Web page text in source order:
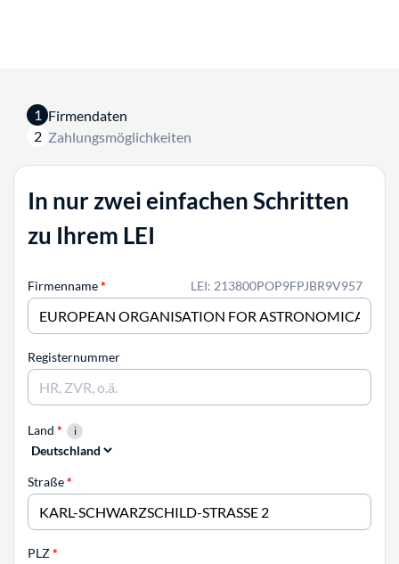
1 Firmendaten
2 Zahlungsmöglichkeiten
In nur zwei einfachen Schritten
zu Ihrem LEI
LEI: 213800POP9FPJBR9V957
Firmenname*
Registernummer
Land *
Straße*
PLZ*